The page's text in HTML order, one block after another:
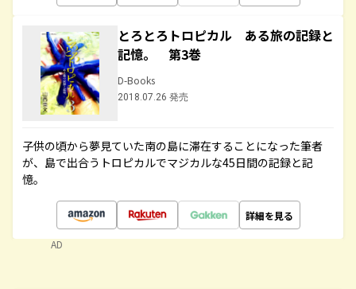
とろとろトロピカル ある旅の記録と
記憶。 第3巻
D-Books
2018.07.26 発売
子供の頃から夢見ていた南の島に滞在することになった筆者
が、島で出合うトロピカルでマジカルな45日間の記録と記
憶。
詳細を見る
AD